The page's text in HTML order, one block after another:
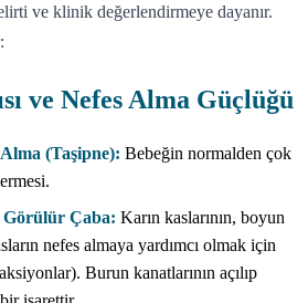
ve klinik değerlendirmeye dayanır.
ve Nefes Alma Güçlüğü
(Taşipne): Bebeğin normalden çok
Görülür Çaba: Karın kaslarının, boyun
nefes almaya yardımcı olmak için
Burun kanatlarının açılıp